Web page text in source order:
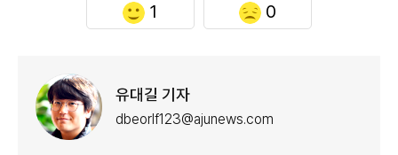
1 0
유대길 기자
dbeorlf123@ajunews.com